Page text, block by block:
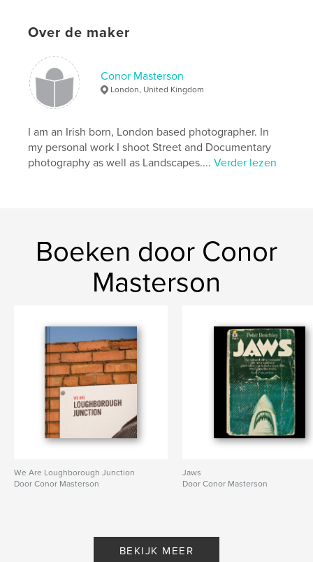
Art , Photography
Ireland
Over de maker
Conor Masterson
London, United Kingdom
I am an Irish born, London based photographer. In
my personal work I shoot Street and Documentary
photography as well as Landscapes....Verder lezen
Boeken door Conor
Masterson
We Are Loughborough Junction
Door Conor Masterson
Jaws
Door Conor Masterson
BEKIJK MEER